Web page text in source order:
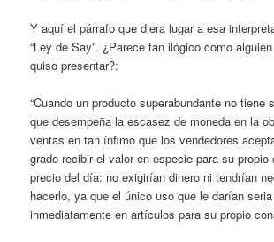
Y aquí el párrafo que diera lugar a esa
“Ley de Say”. ¿Parece tan ilógico como
quiso presentar?:
“Cuando un producto superabundante no tiene
que desempeña la escasez de moneda en la
ventas en tan ínfimo que los vendedores
grado recibir el valor en especie para su propio
precio del día: no exigirían dinero ni tendrían
hacerlo, ya que el único uso que le darían
inmediatamente en artículos para su propio